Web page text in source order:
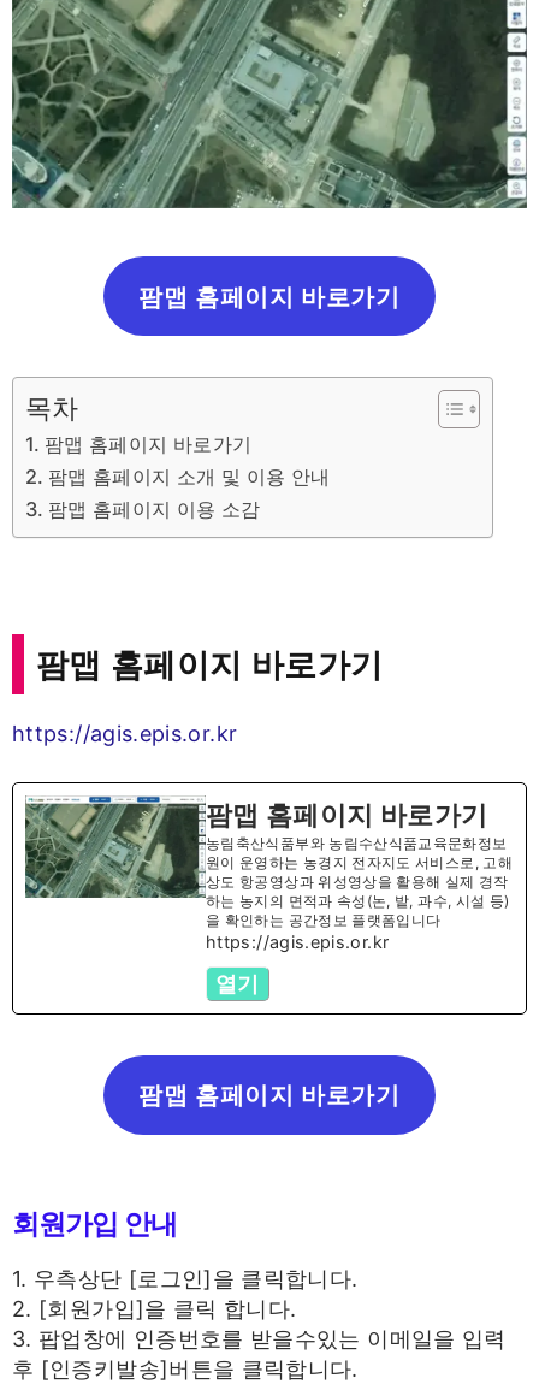
팜맵 홈페이지 바로가기
목차
팜맵 홈페이지 바로가기
팜맵 홈페이지 소개 및 이용 안내
팜맵 홈페이지 이용 소감
팜맵 홈페이지 바로가기
https://agis.epis.or.kr
팜맵 홈페이지 바로가기
농림축산식품부와 농림수산식품교육문화정보
원이 운영하는 농경지 전자지도 서비스로, 고해
상도 항공영상과 위성영상을 활용해 실제 경작
하는 농지의 면적과 속성(논, 밭, 과수, 시설 등)
을 확인하는 공간정보 플랫폼입니다
https://agis.epis.or.kr
열기
팜맵 홈페이지 바로가기
회원가입 안내
1. 우측상단 [로그인]을 클릭합니다.
2. [회원가입]을 클릭 합니다.
3. 팝업창에 인증번호를 받을수있는 이메일을 입력
후 [인증키발송]버튼을 클릭합니다.